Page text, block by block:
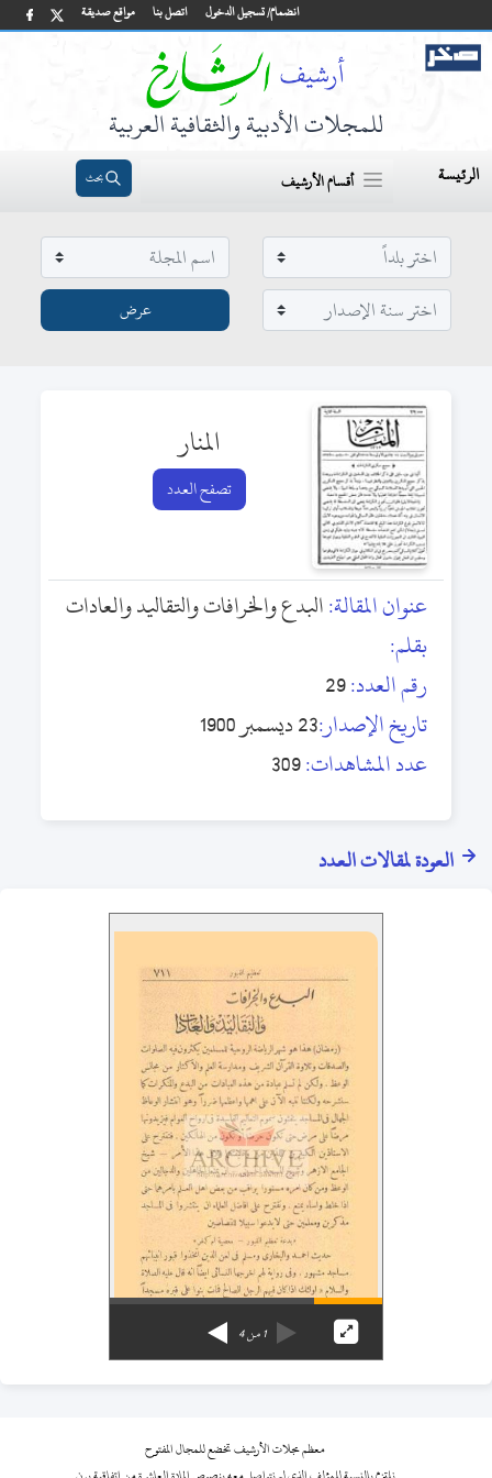
مواقع صديقة اتصل بنا انضمام/ تسجيل الدخول
للمجلات الأدبية والثقافية العربية
الرئيسة أقسام الأرشيف بحث
المنار
تصفح العدد
عنوان المقالة:البدع والخرافات والتقاليد والعادات
بقلم:
رقم العدد:29
تاريخ الإصدار:23 ديسمبر 1900
عدد المشاهدات:309
العودة لمقالات العدد
1من4
معظم مجلات الأرشيف تخضع للمجال المفتوح